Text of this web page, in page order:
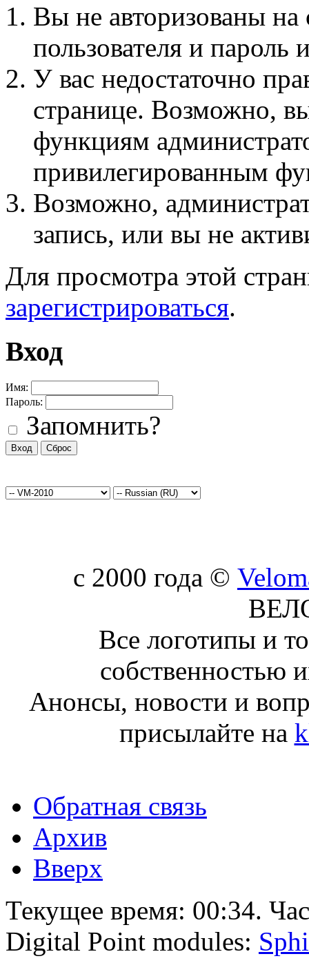
Вы не авторизованы на
пользователя и пароль
У вас недостаточно
странице. Возможно,
функциям
привилегированным
Возможно,
запись, или вы не
Для просмотра этой
зарегистрироваться.
Вход
Имя:
Пароль:
Запомнить?
c 2000 года ©
Все логотипы и
собственностью
Анонсы, новости и
присылайте на
Обратная связь
Архив
Вверх
Текущее время: 00:34.
Digital Point modules: